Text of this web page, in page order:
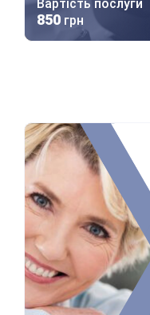
Вартість послуги
850грн
Впевнене майбутнє